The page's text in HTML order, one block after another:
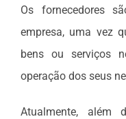
Os fornecedores
empresa, uma vez
bens ou serviços
operação dos seus
Atualmente, além